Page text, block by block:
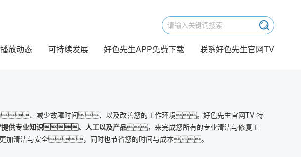
放动态 可持续发展 好色先生APP免费下载 联系好色先生官网TV
、减少故障时间、以及改善您的工作环境。好色先生官网TV 特
提供专业知识、人工以及产品，来完成您所有的专业清洁与修复工
加清洁与安全，同时也节省您的时间与成本。